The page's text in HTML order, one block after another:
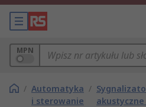
MPN
/ Automatyka
i sterowanie
/